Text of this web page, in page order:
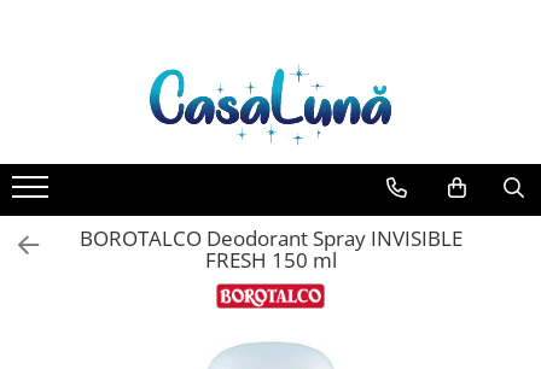
Toate Produsele
Gamma D'ORO Odorizant Cu
Betisoare 120 ml
EYFEL
EYFEL Odorizant Auto 10 ml
EYFEL Odorizant Camera cu
EYFEL Spray Odorizant 400 ml
BOROTALCO Deodorant Spray INVISIBLE
FRESH 150 ml